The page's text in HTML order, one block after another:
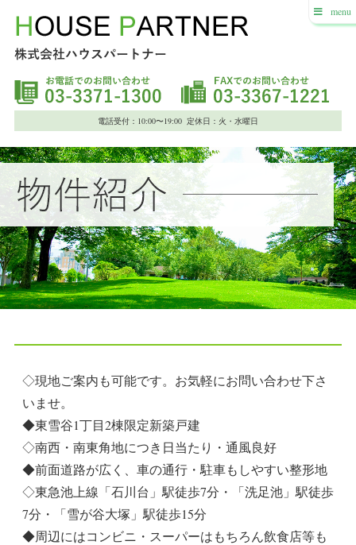
電話受付：10:00〜19:00 定休日：火・水曜日
◇現地ご案内も可能です。お気軽にお問い合わせ下さ
いませ。
◆東雪谷1丁目2棟限定新築戸建
◇南西・南東角地につき日当たり・通風良好
◆前面道路が広く、車の通行・駐車もしやすい整形地
◇東急池上線「石川台」駅徒歩7分・「洗足池」駅徒歩
7分・「雪が谷大塚」駅徒歩15分
◆周辺にはコンビニ・スーパーはもちろん飲食店等も
menu